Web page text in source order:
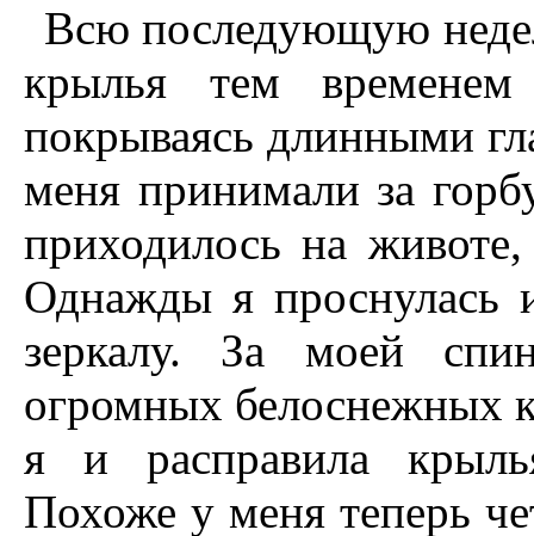
Всю последующую
крылья тем временем
покрываясь длинными
меня принимали за
приходилось на
Однажды я проснулась
зеркалу. За моей
огромных белоснежных
я и расправила
Похоже у меня теперь